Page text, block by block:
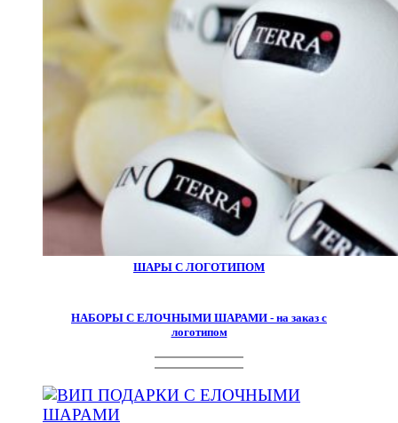
ШАРЫ С ЛОГОТИПОМ
НАБОРЫ С ЕЛОЧНЫМИ ШАРАМИ - на заказ с
логотипом